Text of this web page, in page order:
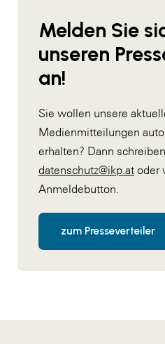
Melden Sie
unseren
an!
Sie wollen unsere
Medienmitteilungen
erhalten? Dann
datenschutz@ikp.at oder
Anmeldebutton.
zum Presseverteiler